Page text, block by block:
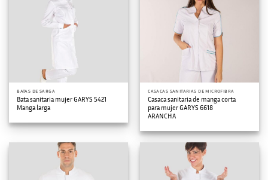
BATAS DE SARGA
Bata sanitaria mujer GARYS 5421
Manga larga
CASACAS SANITARIAS DE MICROFIBRA
Casaca sanitaria de manga corta
para mujer GARYS 6618
ARANCHA